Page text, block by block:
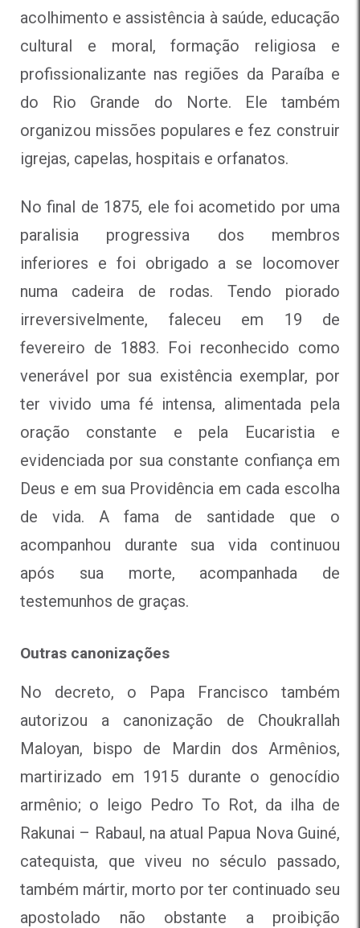
acolhimento e assistência à saúde, educação
cultural e moral, formação religiosa e
profissionalizante nas regiões da Paraíba e
do Rio Grande do Norte. Ele também
organizou missões populares e fez construir
igrejas, capelas, hospitais e orfanatos.
No final de 1875, ele foi acometido por uma
paralisia progressiva dos membros
inferiores e foi obrigado a se locomover
numa cadeira de rodas. Tendo piorado
irreversivelmente, faleceu em 19 de
fevereiro de 1883. Foi reconhecido como
venerável por sua existência exemplar, por
ter vivido uma fé intensa, alimentada pela
oração constante e pela Eucaristia e
evidenciada por sua constante confiança em
Deus e em sua Providência em cada escolha
de vida. A fama de santidade que o
acompanhou durante sua vida continuou
após sua morte, acompanhada de
testemunhos de graças.
Outras canonizações
No decreto, o Papa Francisco também
autorizou a canonização de Choukrallah
Maloyan, bispo de Mardin dos Armênios,
martirizado em 1915 durante o genocídio
armênio; o leigo Pedro To Rot, da ilha de
Rakunai – Rabaul, na atual Papua Nova Guiné,
catequista, que viveu no século passado,
também mártir, morto por ter continuado seu
apostolado não obstante a proibição